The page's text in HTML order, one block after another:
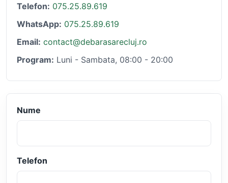
Telefon: 075.25.89.619
WhatsApp: 075.25.89.619
Email: contact@debarasarecluj.ro
Program: Luni - Sambata, 08:00 - 20:00
Nume
Telefon